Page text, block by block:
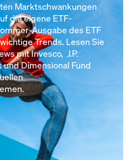
Marktschwankungen
die eigene ETF-
Ausgabe des ETF
Trends. Lesen Sie
mit Invesco, J.P.
und Dimensional Fund